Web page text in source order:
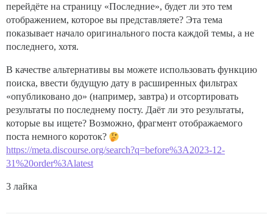
перейдёте на страницу «Последние», будет ли это тем
отображением, которое вы представляете? Эта тема
показывает начало оригинального поста каждой темы, а не
последнего, хотя.
В качестве альтернативы вы можете использовать функцию
поиска, ввести будущую дату в расширенных фильтрах
«опубликовано до» (например, завтра) и отсортировать
результаты по последнему посту. Даёт ли это результаты,
которые вы ищете? Возможно, фрагмент отображаемого
поста немного короток?
https://meta.discourse.org/search?q=before%3A2023-12-
31%20order%3Alatest
3 лайка